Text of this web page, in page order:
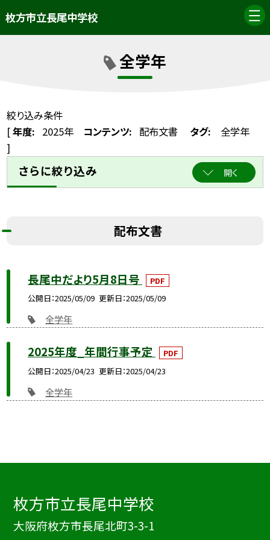
枚方市立長尾中学校
全学年
絞り込み条件
[年度: 2025年 コンテンツ: 配布文書 タグ:
全学年
]
さらに絞り込み 開く
配布文書
長尾中だより5月8日号
PDF
公開日 2025/05/09 更新日 2025/05/09
全学年
2025年度_年間行事予定
PDF
公開日 2025/04/23 更新日 2025/04/23
全学年
枚方市立長尾中学校
大阪府枚方市長尾北町3-3-1